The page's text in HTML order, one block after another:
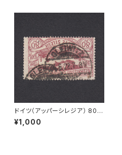
ドイツ（アッパーシレジア） 80P
f Mi#25 使用済み切手｜GLEI
WITZ 24.6.1922
¥1,000